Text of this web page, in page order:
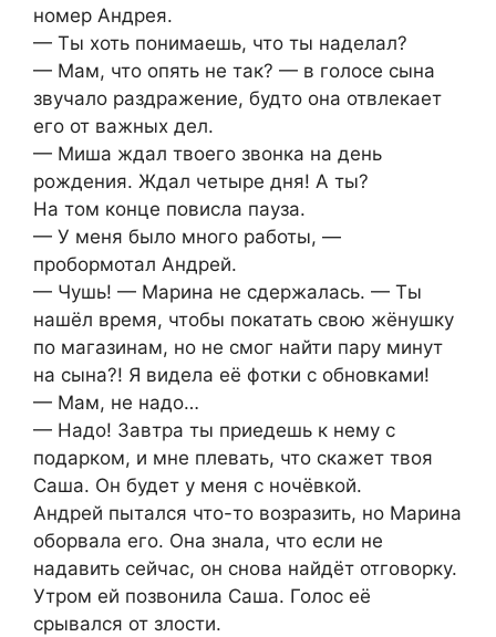
номер Андрея.
— Ты хоть понимаешь, что ты наделал?
— Мам, что опять не так? — в голосе сына
звучало раздражение, будто она отвлекает
его от важных дел.
— Миша ждал твоего звонка на день
рождения. Ждал четыре дня! А ты?
На том конце повисла пауза.
— У меня было много работы, —
пробормотал Андрей.
— Чушь! — Марина не сдержалась. — Ты
нашёл время, чтобы покатать свою жёнушку
по магазинам, но не смог найти пару минут
на сына?! Я видела её фотки с обновками!
— Мам, не надо…
— Надо! Завтра ты приедешь к нему с
подарком, и мне плевать, что скажет твоя
Саша. Он будет у меня с ночёвкой.
Андрей пытался что-то возразить, но Марина
оборвала его. Она знала, что если не
надавить сейчас, он снова найдёт отговорку.
Утром ей позвонила Саша. Голос её
срывался от злости.